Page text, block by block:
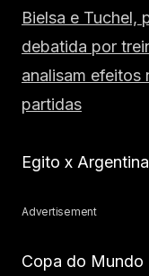
Bielsa e Tuchel,
debatida por
analisam efeitos
partidas
Egito x Argentina
Advertisement
Copa do Mundo